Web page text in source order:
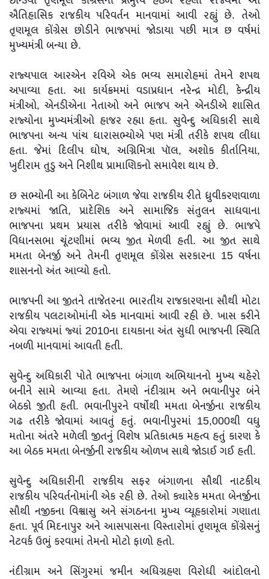
ઐતિહાસિક રાજકીય પરિવર્તન માનવામાં આવી રહ્યું છે. તેઓ
તૃણમૂલ કોંગ્રેસ છોડીને ભાજપમાં જોડાયા પછી માત્ર છ વર્ષમાં
મુખ્યમંત્રી બન્યા છે.
રાજ્યપાલ આરએન રવિએ એક ભવ્ય સમારોહમાં તેમને શપથ
અપાવ્યા હતા. આ કાર્યક્રમમાં વડાપ્રધાન નરેન્દ્ર મોદી, કેન્દ્રીય
મંત્રીઓ, એનડીએના નેતાઓ અને ભાજપ અને એનડીએ શાસિત
રાજ્યોના મુખ્યમંત્રીઓ હાજર રહ્યા હતા. સુવેન્દુ અધિકારી સાથે
ભાજપના અન્ય પાંચ ધારાસભ્યોએ પણ મંત્રી તરીકે શપથ લીધા
હતા. જેમાં દિલીપ ઘોષ, અગ્નિમિત્રા પૉલ, અશોક કીર્તાનિયા,
ખુદીરામ તુડુ અને નિશીથ પ્રામાણિકનો સમાવેશ થાય છે.
છ સભ્યોની આ કેબિનેટ બંગાળ જેવા રાજકીય રીતે ધ્રુવીકરણવાળા
રાજ્યમાં જાતિ, પ્રાદેશિક અને સામાજિક સંતુલન સાધવાના
ભાજપના પ્રથમ પ્રયાસ તરીકે જોવામાં આવી રહ્યું છે. ભાજપે
વિધાનસભા ચૂંટણીમાં ભવ્ય જીત મેળવી હતી. આ જીત સાથે
મમતા બેનર્જી અને તેમની તૃણમૂલ કોંગ્રેસ સરકારના 15 વર્ષના
શાસનનો અંત આવ્યો હતો.
ભાજપની આ જીતને તાજેતરના ભારતીય રાજકારણના સૌથી મોટા
રાજકીય પલટાઓમાંની એક માનવામાં આવી રહી છે. ખાસ કરીને
એવા રાજ્યમાં જ્યાં 2010ના દાયકાના અંત સુધી ભાજપની સ્થિતિ
નબળી માનવામાં આવતી હતી.
સુવેન્દુ અધિકારી પોતે ભાજપના બંગાળ અભિયાનનો મુખ્ય ચહેરો
બનીને સામે આવ્યા હતા. તેમણે નંદીગ્રામ અને ભવાનીપુર બંને
બેઠકો જીતી હતી. ભવાનીપુરને વર્ષોથી મમતા બેનર્જીના રાજકીય
ગઢ તરીકે જોવામાં આવતું હતું. ભવાનીપુરમાં 15,000થી વધુ
મતોના અંતરે મળેલી જીતનું વિશેષ પ્રતિકાત્મક મહત્વ હતું કારણ કે
આ બેઠક મમતા બેનર્જીની રાજકીય ઓળખ સાથે જોડાઈ ગઈ હતી.
સુવેન્દુ અધિકારીની રાજકીય સફર બંગાળના સૌથી નાટકીય
રાજકીય પરિવર્તનોમાંની એક રહી છે. તેઓ ક્યારેક મમતા બેનર્જીના
સૌથી નજીકના વિશ્વાસુ અને સંગઠનના મુખ્ય વ્યૂહકારોમાં ગણાતા
હતા. પૂર્વ મિદનાપુર અને આસપાસના વિસ્તારોમાં તૃણમૂલ કોંગ્રેસનું
નેટવર્ક ઉભું કરવામાં તેમનો મોટો ફાળો હતો.
નંદીગ્રામ અને સિંગુરમાં જમીન અધિગ્રહણ વિરોધી આંદોલનો